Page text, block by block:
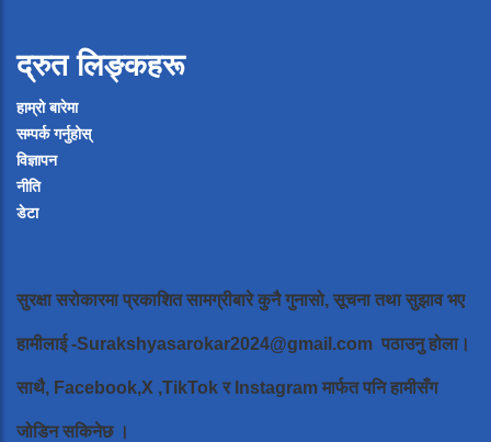
द्रुत लिङ्कहरू
हाम्रो बारेमा
सम्पर्क गर्नुहोस्
विज्ञापन
नीति
डेटा
सुरक्षा सरोकारमा प्रकाशित सामग्रीबारे कुनै गुनासो, सूचना तथा सुझाव भए
हामीलाई-Surakshyasarokar2024@gmail.com पठाउनु होला।
साथै, Facebook,X ,TikTok र Instagram मार्फत पनि हामीसँग
जोडिन सकिनेछ ।